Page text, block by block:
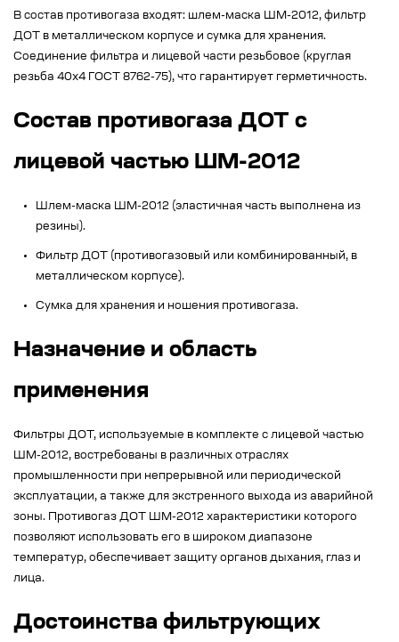
В состав противогаза входят: шлем-маска ШМ-2012, фильтр
ДОТ в металлическом корпусе и сумка для хранения.
Соединение фильтра и лицевой части резьбовое (круглая
резьба 40х4 ГОСТ 8762-75), что гарантирует герметичность.
Состав противогаза ДОТ с
лицевой частью ШМ-2012
Шлем-маска ШМ-2012 (эластичная часть выполнена из
резины).
Фильтр ДОТ (противогазовый или комбинированный, в
металлическом корпусе).
Сумка для хранения и ношения противогаза.
Назначение и область
применения
Фильтры ДОТ, используемые в комплекте с лицевой частью
ШМ-2012, востребованы в различных отраслях
промышленности при непрерывной или периодической
эксплуатации, а также для экстренного выхода из аварийной
зоны. Противогаз ДОТ ШМ-2012 характеристики которого
позволяют использовать его в широком диапазоне
температур, обеспечивает защиту органов дыхания, глаз и
лица.
Достоинства фильтрующих